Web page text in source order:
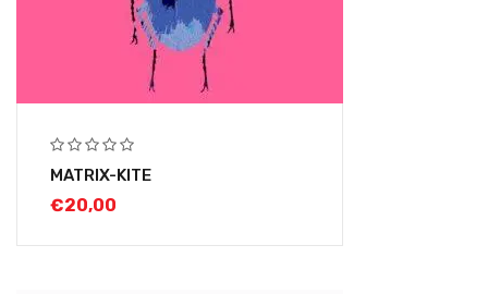
MATRIX-KITE
€20,00